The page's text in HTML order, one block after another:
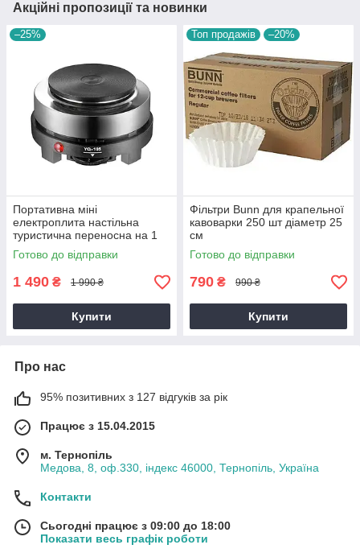
Акційні пропозиції та новинки
–25%
Портативна міні
електроплита настільна
туристична переносна на 1
конфорку, 500 Вт
Готово до відправки
1 490 ₴ 1 990 ₴
Купити
Топ продажів –20%
Фільтри Bunn для крапельної
кавоварки 250 шт діаметр 25
см
Готово до відправки
790 ₴ 990 ₴
Купити
Про нас
95% позитивних з 127 відгуків за рік
Працює з 15.04.2015
м. Тернопіль
Медова, 8, оф.330, індекс 46000, Тернопіль, Україна
Контакти
Сьогодні працює з 09:00 до 18:00
Показати весь графік роботи